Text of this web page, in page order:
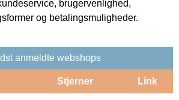
brugervenlighed,
og betalingsmuligheder.
anmeldte webshops
Stjerner Link